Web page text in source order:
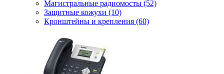
Магистральные радиомосты (52)
Защитные кожухи (10)
Кронштейны и крепления (60)